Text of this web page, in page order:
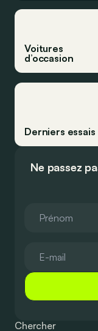
Voitures
d’occasion
Derniers essais
Ne passez
Chercher